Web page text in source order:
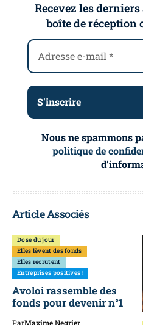
Recevez les
boîte de réception
Nous ne spammons
politique de
Article Associés
Dose du jour
Elles lèvent des fonds
Elles recrutent
Entreprises positives !
Avoloi rassemble des
fonds pour devenir n°1
ParMaxime Negrier